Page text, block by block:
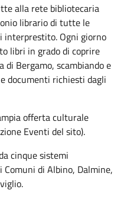
alla rete bibliotecaria
librario di tutte le
interprestito. Ogni giorno
libri in grado di coprire
Bergamo, scambiando e
documenti richiesti dagli
offerta culturale
Eventi del sito).
cinque sistemi
di Albino, Dalmine,